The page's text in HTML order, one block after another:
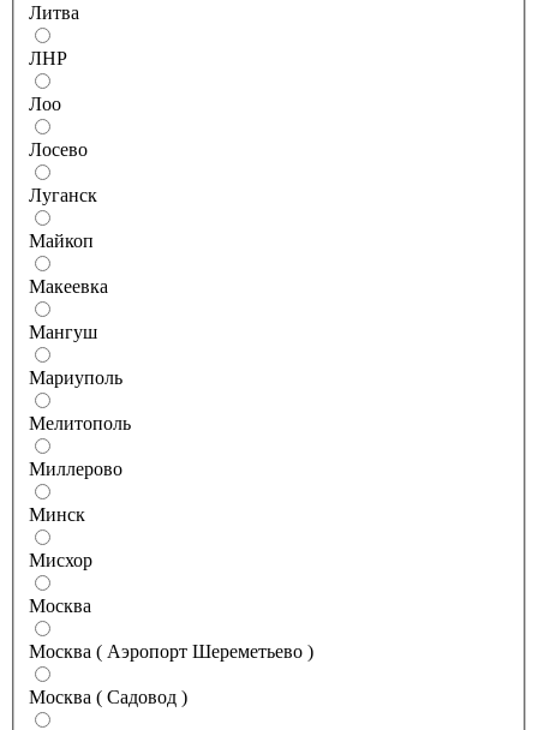
Литва
ЛНР
Лоо
Лосево
Луганск
Майкоп
Макеевка
Мангуш
Мариуполь
Мелитополь
Миллерово
Минск
Мисхор
Москва
Москва ( Аэропорт Шереметьево )
Москва ( Садовод )